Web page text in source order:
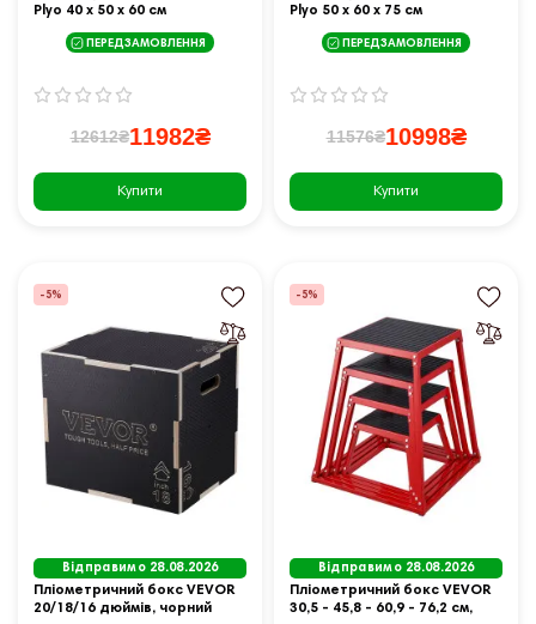
Plyo 40 х 50 х 60 см
ПЕРЕДЗАМОВЛЕННЯ
12612₴11982₴
Купити
Plyo 50 х 60 х 75 см
ПЕРЕДЗАМОВЛЕННЯ
11576₴10998₴
Купити
-5%
Відправимо 28.08.2026
Пліометричний бокс VEVOR
20/18/16 дюймів, чорний
-5%
Відправимо 28.08.2026
Пліометричний бокс VEVOR
30,5 - 45,8 - 60,9 - 76,2 см,